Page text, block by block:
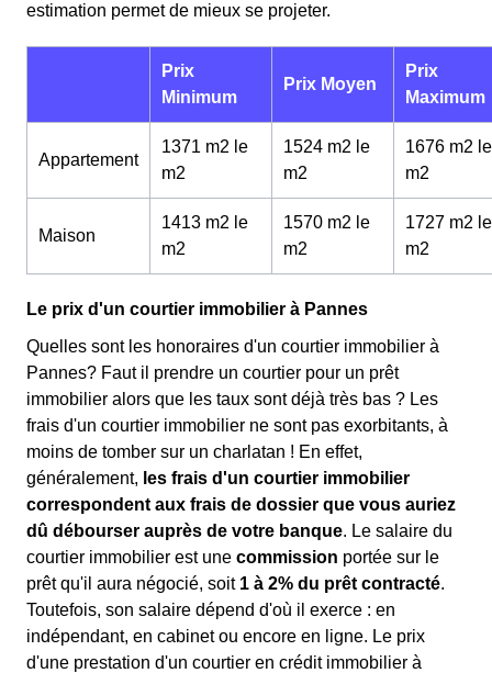
estimation permet de mieux se projeter.
Prix
Minimum
Prix Moyen
Prix
Maximum
Appartement
1371 m2 le
m2
1524 m2 le
m2
1676 m2 le
m2
Maison
1413 m2 le
m2
1570 m2 le
m2
1727 m2 le
m2
Le prix d'un courtier immobilier à Pannes
Quelles sont les honoraires d'un courtier immobilier à
Pannes? Faut il prendre un courtier pour un prêt
immobilier alors que les taux sont déjà très bas ? Les
frais d'un courtier immobilier ne sont pas exorbitants, à
moins de tomber sur un charlatan ! En effet,
généralement, les frais d'un courtier immobilier
correspondent aux frais de dossier que vous auriez
dû débourser auprès de votre banque. Le salaire du
courtier immobilier est une commission portée sur le
prêt qu'il aura négocié, soit 1 à 2% du prêt contracté.
Toutefois, son salaire dépend d'où il exerce : en
indépendant, en cabinet ou encore en ligne. Le prix
d'une prestation d'un courtier en crédit immobilier à